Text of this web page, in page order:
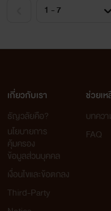
เกี่ยวกับเรา
ธัญวลัยคือ?
นโยบายการ
คุ้มครอง
ข้อมูลส่วนบุคคล
เงื่อนไขและข้อตกลง
Third-Party
ช่วยเ
บทคว
FAQ